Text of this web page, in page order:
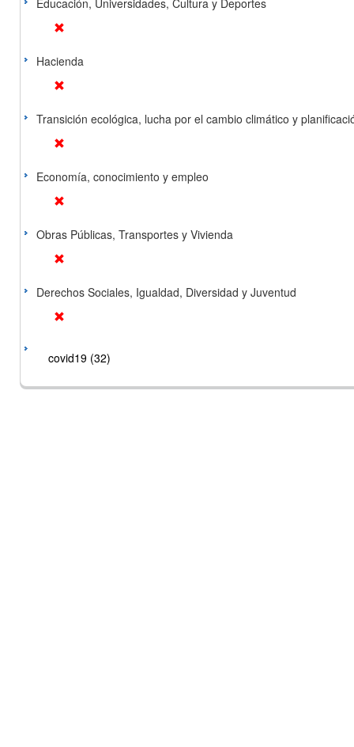
Educación, Universidades, Cultura y Deportes
Hacienda
Transición ecológica, lucha por el cambio climático y
Economía, conocimiento y empleo
Obras Públicas, Transportes y Vivienda
Derechos Sociales, Igualdad, Diversidad y Juventud
covid19 (32)